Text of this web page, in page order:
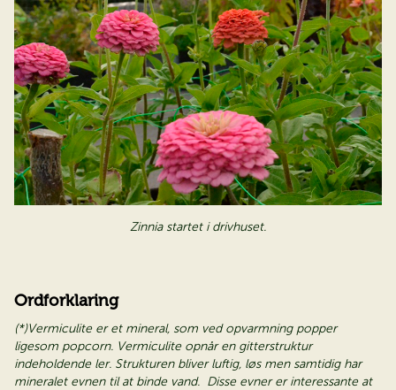
Zinnia startet i drivhuset.
Ordforklaring
(*)Vermiculite er et mineral, som ved opvarmning popper
ligesom popcorn. Vermiculite opnår en gitterstruktur
indeholdende ler. Strukturen bliver luftig, løs men samtidig har
mineralet evnen til at binde vand. Disse evner er interessante at